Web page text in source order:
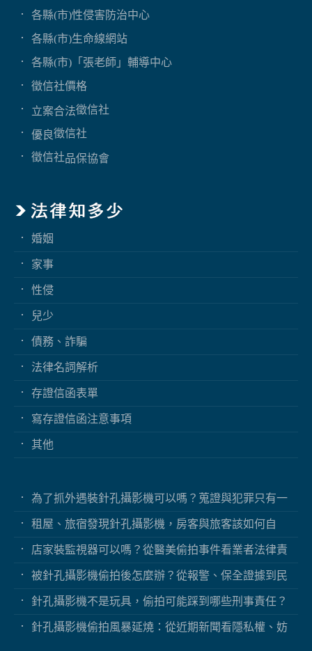
各縣(市)性侵害防治中心
各縣(市)生命線網站
各縣(市)「張老師」輔導中心
徵信社價格
立案合法徵信社
優良徵信社
徵信社品保協會
婚姻
家事
性侵
兒少
債務、詐騙
法律名詞解析
存證信函表單
寫存證信函注意事項
其他
為了抓外遇裝針孔攝影機可以嗎？蒐證與犯罪只有一
線之隔
租屋、旅宿發現針孔攝影機，房客與旅客該如何自
保？
店家裝監視器可以嗎？從醫美偷拍事件看業者法律責
任
被針孔攝影機偷拍後怎麼辦？從報警、保全證據到民
事求償
針孔攝影機不是玩具，偷拍可能踩到哪些刑事責任？
針孔攝影機偷拍風暴延燒：從近期新聞看隱私權、妨